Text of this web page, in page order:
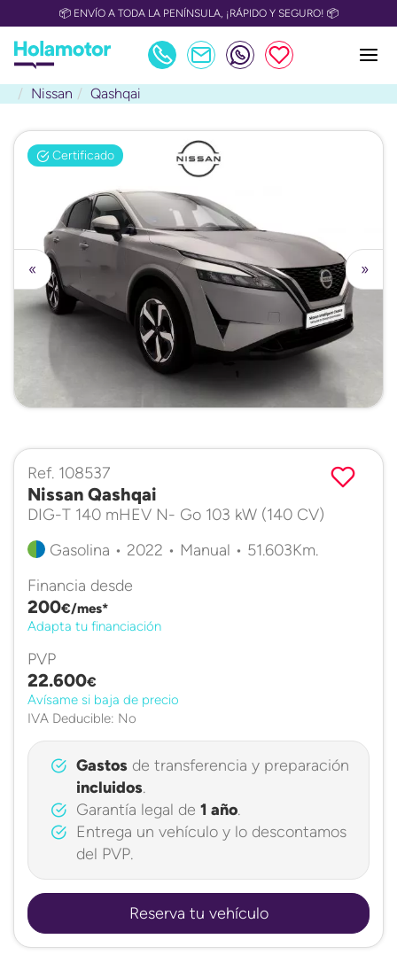
📦 ENVÍO A TODA LA PENÍNSULA, ¡RÁPIDO Y SEGURO! 📦
Nissan Qashqai
Certificado
»
«
Ref. 108537
Nissan Qashqai
DIG-T 140 mHEV N- Go 103 kW (140 CV)
Gasolina • 2022 • Manual • 51.603Km.
Financia desde
200€/mes*
Adapta tu financiación
PVP
22.600€
Avísame si baja de precio
IVA Deducible: No
Gastosde transferencia y preparación
incluidos.
Garantía legal de 1 año.
Entrega un vehículo y lo descontamos
del PVP.
Reserva tu vehículo